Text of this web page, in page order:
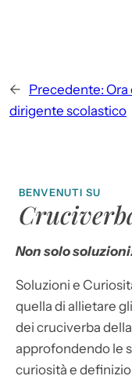
← Precedente: Ora
dirigente scolastico
BENVENUTI SU
Non solo
Soluzioni e
quella di allietare
dei cruciverba
approfondendo le
curiosità e